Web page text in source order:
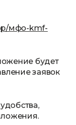
мфо-kmf-
будет
заявок